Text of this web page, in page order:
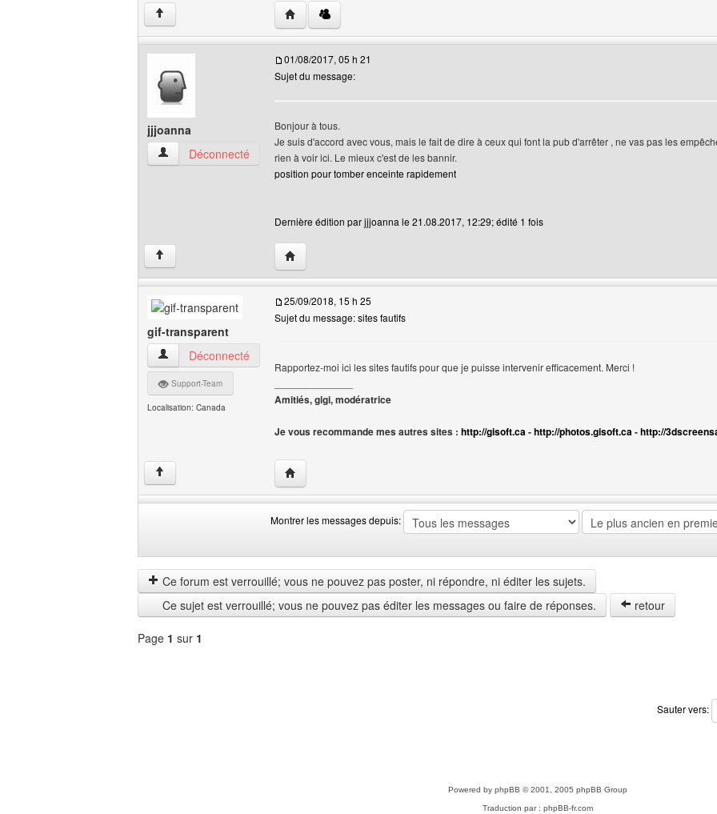
↑ Visiter le site web de l'utilisateur: aksel1
jjjoanna
jjjoanna Voir le profil de l'utilisateur
Déconnecté
01/08/2017, 05 h 21
Sujet du message:
Bonjour à tous.
Je suis d'accord avec vous, mais le fait de dire à ceux qui font la pub d'arrêter , ne vas pas les
rien à voir ici. Le mieux c'est de les bannir.
position pour tomber enceinte rapidement
Dernière édition par jjjoanna le 21.08.2017, 12:29; édité 1 fois
↑ Visiter le site web de l'utilisateur: jjjoanna
gif-transparent
gif-transparent Voir le profil de l'utilisateur
Déconnecté
Support-Team
Localisation: Canada
25/09/2018, 15 h 25
Sujet du message: sites fautifs
Rapportez-moi ici les sites fautifs pour que je puisse intervenir efficacement. Merci !
Amitiés, gigi, modératrice
Je vous recommande mes autres sites : http://gisoft.ca-http://photos.gisoft.ca-http://
↑ Visiter le site web de l'utilisateur: gif-transparent
Montrer les messages depuis:
les
messages
depuis
by
Ce forum est verrouillé; vous ne pouvez pas poster, ni répondre, ni éditer les sujets.
Ce sujet est verrouillé; vous ne pouvez pas éditer les messages ou faire de réponses.
retour
Page 1 sur 1
Sauter vers:
Powered by phpBB © 2001, 2005 phpBB Group
Traduction par : phpBB-fr.com